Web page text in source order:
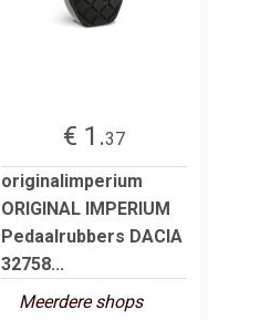
€ 1.37
originalimperium
ORIGINAL IMPERIUM
Pedaalrubbers DACIA
32758...
Meerdere shops